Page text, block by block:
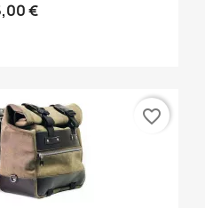
€
favorite_border